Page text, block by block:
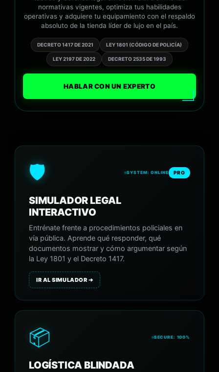
normativas vigentes, optimiza tus habilidades
operativas y adquiere tu equipamiento con el respaldo
absoluto de la tienda líder de lujo en el país.
DECRETO 1417 DE 2021 LEY 1801 (CÓDIGO DE POLICÍA)
LEY 2197 DE 2022 DECRETO 2535 DE 1993
HABLAR CON UN EXPERTO
🛡️ SYSTEM: ONLINE PRO
SIMULADOR LEGAL
INTERACTIVO
Entrénate frente a procedimientos policiales en
vía pública. Aprende qué responder, qué
documentos mostrar y cómo argumentar según
la Ley 1801 y el Decreto 1417.
IR AL SIMULADOR ➔
📦 SECURE: 100%
LOGÍSTICA BLINDADA